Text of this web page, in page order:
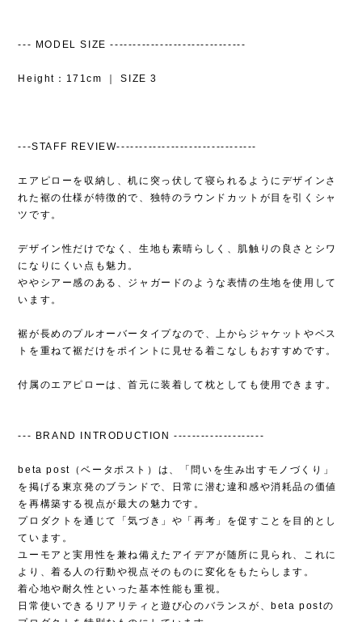
--- MODEL SIZE ------------------------------
Height：171cm ｜ SIZE 3
---STAFF REVIEW-------------------------------
エアピローを収納し、机に突っ伏して寝られるようにデザインさ
れた裾の仕様が特徴的で、独特のラウンドカットが目を引くシャ
ツです。
デザイン性だけでなく、生地も素晴らしく、肌触りの良さとシワ
になりにくい点も魅力。
ややシアー感のある、ジャガードのような表情の生地を使用して
います。
裾が長めのプルオーバータイプなので、上からジャケットやベス
トを重ねて裾だけをポイントに見せる着こなしもおすすめです。
付属のエアピローは、首元に装着して枕としても使用できます。
--- BRAND INTRODUCTION --------------------
beta post（ベータポスト）は、「問いを生み出すモノづくり」
を掲げる東京発のブランドで、日常に潜む違和感や消耗品の価値
を再構築する視点が最大の魅力です。
プロダクトを通じて「気づき」や「再考」を促すことを目的とし
ています。
ユーモアと実用性を兼ね備えたアイデアが随所に見られ、これに
より、着る人の行動や視点そのものに変化をもたらします。
着心地や耐久性といった基本性能も重視。
日常使いできるリアリティと遊び心のバランスが、beta postの